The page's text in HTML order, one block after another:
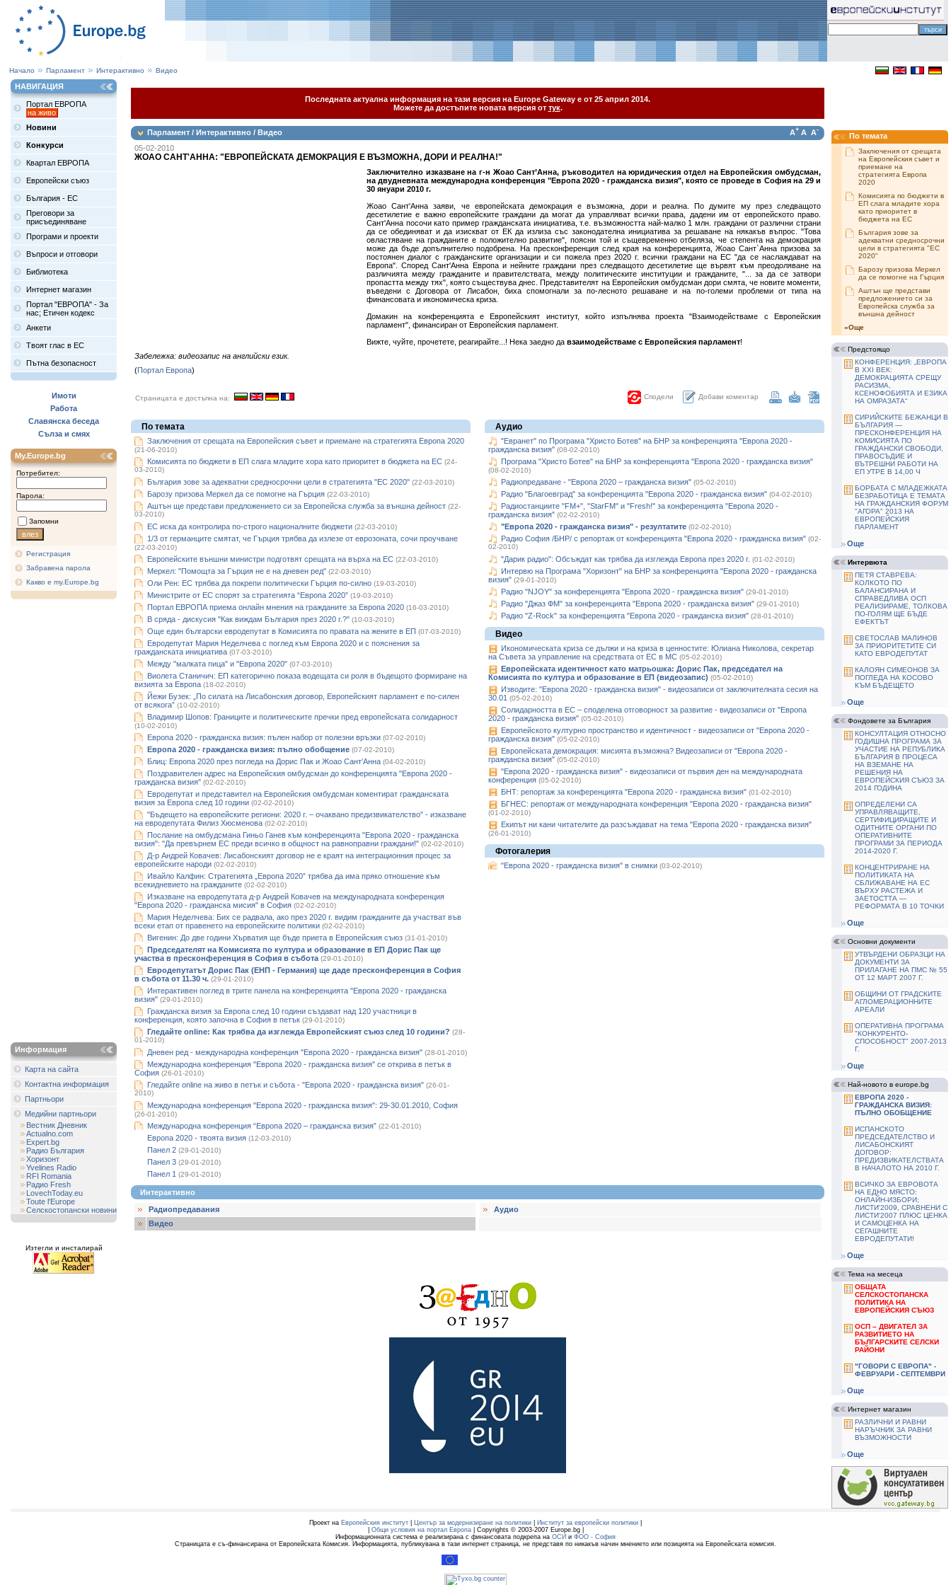
Начало Парламент Интерактивно Видео
НАВИГАЦИЯ
Портал ЕВРОПА
на живо
Новини
Конкурси
Квартал ЕВРОПА
Европейски съюз
България - ЕС
Преговори за
присъединяване
Програми и проекти
Въпроси и отговори
Библиотека
Интернет магазин
Портал "ЕВРОПА" - За
нас; Етичен кодекс
Анкети
Твоят глас в ЕС
Пътна безопасност
Имоти
Работа
Славянска беседа
Сълза и смях
My.Europe.bg
Потребител:
Парола:
Запомни
Регистрация
Забравена парола
Какво е my.Europe.bg
Информация
Карта на сайта
Контактна информация
Партньори
Медийни партньори
Вестник Дневник
Actualno.com
Expert.bg
Радио България
Хоризонт
Yvelines Radio
RFI Romania
Радио Fresh
LovechToday.eu
Toute l'Europe
Селскостопански новини
Изтегли и инсталирай
Последната актуална информация на тази версия на Europe Gateway е от 25 април 2014.
Можете да достъпите новата версия от тук.
Парламент / Интерактивно / Видео A+ A A-
05-02-2010
ЖОАО САНТ'АННА: "ЕВРОПЕЙСКАТА ДЕМОКРАЦИЯ Е ВЪЗМОЖНА, ДОРИ И РЕАЛНА!"
Заключително изказване на г-н Жоао Сант’Анна, ръководител на юридическия отдел на Европейския омбудсман,
на двудневната международна конференция "Европа 2020 - гражданска визия", която се проведе в София на 29 и
30 януари 2010 г.
Жоао Сант'Анна заяви, че европейската демокрация е възможна, дори и реална. По думите му през следващото
десетилетие е важно европейските граждани да могат да управляват всички права, дадени им от европейското право.
Сант'Анна посочи като пример гражданската инициатива, т.е. възможността най-малко 1 млн. граждани от различни страни
да се обединяват и да изискват от ЕК да излиза със законодателна инициатива за решаване на някакъв въпрос. "Това
овластяване на гражданите е положително развитие", поясни той и същевременно отбеляза, че степента на демокрация
може да бъде допълнително подобрена. На пресконференция след края на конференцията, Жоао Сант`Анна призова за
постоянен диалог с гражданските организации и си пожела през 2020 г. всички граждани на ЕС "да се наслаждават на
Европа". Според Сант'Анна Европа и нейните граждани през следващото десетилетие ще вървят към преодоляване на
различията между гражданите и правителствата, между политическите институции и гражданите, "... за да се затвори
пропастта между тях", която съществува днес. Представителят на Европейския омбудсман дори смята, че новите моменти,
въведени с Договора от Лисабон, биха спомогнали за по-лесното решаване и на по-големи проблеми от типа на
финансовата и икономическа криза.
Домакин на конференцията е Европейският институт, който изпълнява проекта "Взаимодействаме с Европейския
парламент", финансиран от Европейския парламент.
Вижте, чуйте, прочетете, реагирайте...! Нека заедно да взаимодействаме с Европейския парламент!
Забележка: видеозапис на английски език.
(Портал Европа)
Страницата е достъпна на: Сподели Добави коментар
По темата
Заключения от срещата на Европейския съвет и приемане на стратегията Европа 2020
(21-06-2010)
Комисията по бюджети в ЕП слага младите хора като приоритет в бюджета на ЕС (24-
03-2010)
България зове за адекватни средносрочни цели в стратегията "ЕС 2020" (22-03-2010)
Барозу призова Меркел да се помогне на Гърция (22-03-2010)
Аштън ще представи предложението си за Европейска служба за външна дейност (22-
03-2010)
ЕС иска да контролира по-строго националните бюджети (22-03-2010)
1/3 от германците смятат, че Гърция трябва да излезе от еврозоната, сочи проучване
(22-03-2010)
Европейските външни министри подготвят срещата на върха на ЕС (22-03-2010)
Меркел: "Помощта за Гърция не е на дневен ред" (22-03-2010)
Оли Рен: ЕС трябва да покрепи политически Гърция по-силно (19-03-2010)
Министрите от ЕС спорят за стратегията “Европа 2020” (19-03-2010)
Портал ЕВРОПА приема онлайн мнения на гражданите за Европа 2020 (16-03-2010)
В сряда - дискусия "Как виждам България през 2020 г.?" (10-03-2010)
Още един български евродепутат в Комисията по правата на жените в ЕП (07-03-2010)
Евродепутат Мария Неделчева с поглед към Европа 2020 и с пояснения за
гражданската инициатива (07-03-2010)
Между "малката пица" и "Европа 2020" (07-03-2010)
Виолета Станичич: ЕП категорично показа водещата си роля в бъдещото формиране на
визията за Европа (18-02-2010)
Йежи Бузек: „По силата на Лисабонския договор, Европейският парламент е по-силен
от всякога” (10-02-2010)
Владимир Шопов: Границите и политическите пречки пред европейската солидарност
(10-02-2010)
Европа 2020 - гражданска визия: пълeн набор от полезни връзки (07-02-2010)
Европа 2020 - гражданска визия: пълно обобщение (07-02-2010)
Блиц: Европа 2020 през погледа на Дорис Пак и Жоао Сант’Анна (04-02-2010)
Поздравителен адрес на Европейския омбудсман до конференцията "Европа 2020 -
гражданска визия" (02-02-2010)
Евродепутат и представител на Европейския омбудсман коментират гражданската
визия за Европа след 10 години (02-02-2010)
"Бъдещето на европейските региони: 2020 г. – очаквано предизвикателство" - изказване
на евродепутата Филиз Хюсменова (02-02-2010)
Послание на омбудсмана Гиньо Ганев към конференцията "Европа 2020 - гражданска
визия": "Да превърнем ЕС преди всичко в общност на равноправни граждани!" (02-02-2010)
Д-р Андрей Ковачев: Лисабонският договор не е краят на интеграционния процес за
европейските народи (02-02-2010)
Ивайло Калфин: Стратегията „Европа 2020” трябва да има пряко отношение към
всекидневието на гражданите (02-02-2010)
Изказване на евродепутата д-р Андрей Ковачев на международната конференция
"Европа 2020 - гражданска мисия" в София (02-02-2010)
Мария Неделчева: Бих се радвала, ако през 2020 г. видим гражданите да участват във
всеки етап от правенето на европейските политики (02-02-2010)
Вигенин: До две години Хърватия ще бъде приета в Европейския съюз (31-01-2010)
Председателят на Комисията по култура и образование в ЕП Дорис Пак ще
участва в пресконференция в София в събота (29-01-2010)
Евродепутатът Дорис Пак (ЕНП - Германия) ще даде пресконференция в София
в събота от 11.30 ч. (29-01-2010)
Интерактивен поглед в трите панела на конференцията "Европа 2020 - гражданска
визия" (29-01-2010)
Гражданска визия за Европа след 10 години създават над 120 участници в
конференция, която започна в София в петък (29-01-2010)
Гледайте оnline: Как трябва да изглежда Европейският съюз след 10 години? (28-
01-2010)
Дневен ред - международна конференция "Европа 2020 - гражданска визия" (28-01-2010)
Международна конференция "Европа 2020 - гражданска визия" се открива в петък в
София (26-01-2010)
Гледайте оnline на живо в петък и събота - "Европа 2020 - гражданска визия" (26-01-
2010)
Международна конференция "Европа 2020 - гражданска визия": 29-30.01.2010, София
(26-01-2010)
Международна конференция “Европа 2020 – гражданска визия” (22-01-2010)
Европа 2020 - твоята визия (12-03-2010)
Панел 2 (29-01-2010)
Панел 3 (29-01-2010)
Панел 1 (29-01-2010)
Аудио
"Евранет" по Програма "Христо Ботев" на БНР за конференцията "Европа 2020 -
гражданска визия" (08-02-2010)
Програма "Христо Ботев" на БНР за конференцията "Европа 2020 - гражданска визия"
(08-02-2010)
Радиопредаване - "Европа 2020 – гражданска визия" (05-02-2010)
Радио "Благоевград" за конференцията "Европа 2020 - гражданска визия" (04-02-2010)
Радиостанциите "FM+", "StarFM" и "Fresh!" за конференцията "Европа 2020 -
гражданска визия" (02-02-2010)
"Европа 2020 - гражданска визия" - резултатите (02-02-2010)
Радио София /БНР/ с репортаж от конференцията "Европа 2020 - гражданска визия" (02-
02-2010)
"Дарик радио": Обсъждат как трябва да изглежда Европа през 2020 г. (01-02-2010)
Интервю на Програма "Хоризонт" на БНР за конференцията "Европа 2020 - гражданска
визия" (29-01-2010)
Радио "NJOY" за конференцията "Европа 2020 - гражданска визия" (29-01-2010)
Радио "Джаз ФМ" за конференцията "Европа 2020 - гражданска визия" (29-01-2010)
Радио "Z-Rock" за конференцията "Европа 2020 - гражданска визия" (28-01-2010)
Видео
Икономическата криза се дължи и на криза в ценностите: Юлиана Николова, секретар
на Съвета за управление на средствата от ЕС в МС (05-02-2010)
Европейската идентичност като матрьошка: Дорис Пак, председател на
Комисията по култура и образование в ЕП (видеозапис) (05-02-2010)
Изводите: "Европа 2020 - гражданска визия" - видеозаписи от заключителната сесия на
30.01 (05-02-2010)
Солидарността в ЕС – споделена отговорност за развитие - видеозаписи от "Европа
2020 - гражданска визия" (05-02-2010)
Европейското културно пространство и идентичност - видеозаписи от "Европа 2020 -
гражданска визия" (05-02-2010)
Европейската демокрация: мисията възможна? Видеозаписи от "Европа 2020 -
гражданска визия" (05-02-2010)
"Европа 2020 - гражданска визия" - видеозаписи от първия ден на международната
конференция (05-02-2010)
БНТ: репортаж за конференцията "Европа 2020 - гражданска визия" (01-02-2010)
БГНЕС: репортаж от международната конференция "Европа 2020 - гражданска визия"
(01-02-2010)
Екипът ни кани читателите да разсъждават на тема "Европа 2020 - гражданска визия"
(26-01-2010)
Фотогалерия
"Европа 2020 - гражданска визия" в снимки (03-02-2010)
Интерактивно
Радиопредавания
Видео
Аудио
По темата
Заключения от срещата
на Европейския съвет и
приемане на
стратегията Европа
2020
Комисията по бюджети в
ЕП слага младите хора
като приоритет в
бюджета на ЕС
България зове за
адекватни средносрочни
цели в стратегията "ЕС
2020"
Барозу призова Меркел
да се помогне на Гърция
Аштън ще представи
предложението си за
Европейска служба за
външна дейност
»Още
Предстоящо
КОНФЕРЕНЦИЯ: „ЕВРОПА
В ХХІ ВЕК:
ДЕМОКРАЦИЯТА СРЕЩУ
РАСИЗМА,
КСЕНОФОБИЯТА И ЕЗИКА
НА ОМРАЗАТА“
СИРИЙСКИТЕ БЕЖАНЦИ В
БЪЛГАРИЯ —
ПРЕСКОНФЕРЕНЦИЯ НА
КОМИСИЯТА ПО
ГРАЖДАНСКИ СВОБОДИ,
ПРАВОСЪДИЕ И
ВЪТРЕШНИ РАБОТИ НА
ЕП УТРЕ В 14,00 Ч
БОРБАТА С МЛАДЕЖКАТА
БЕЗРАБОТИЦА Е ТЕМАТА
НА ГРАЖДАНСКИЯ ФОРУМ
"АГОРА" 2013 НА
ЕВРОПЕЙСКИЯ
ПАРЛАМЕНТ
Още
Интервюта
ПЕТЯ СТАВРЕВА:
КОЛКОТО ПО
БАЛАНСИРАНА И
СПРАВЕДЛИВА ОСП
РЕАЛИЗИРАМЕ, ТОЛКОВА
ПО-ГОЛЯМ ЩЕ БЪДЕ
ЕФЕКТЪТ
СВЕТОСЛАВ МАЛИНОВ
ЗА ПРИОРИТЕТИТЕ СИ
КАТО ЕВРОДЕПУТАТ
КАЛОЯН СИМЕОНОВ ЗА
ПОГЛЕДА НА КОСОВО
КЪМ БЪДЕЩЕТО
Още
Фондовете за България
КОНСУЛТАЦИЯ ОТНОСНО
ГОДИШНА ПРОГРАМА ЗА
УЧАСТИЕ НА РЕПУБЛИКА
БЪЛГАРИЯ В ПРОЦЕСА
НА ВЗЕМАНЕ НА
РЕШЕНИЯ НА
ЕВРОПЕЙСКИЯ СЪЮЗ ЗА
2014 ГОДИНА
ОПРЕДЕЛЕНИ СА
УПРАВЛЯВАЩИТЕ,
СЕРТИФИЦИРАЩИТЕ И
ОДИТНИТЕ ОРГАНИ ПО
ОПЕРАТИВНИТЕ
ПРОГРАМИ ЗА ПЕРИОДА
2014-2020 Г.
КОНЦЕНТРИРАНЕ НА
ПОЛИТИКАТА НА
СБЛИЖАВАНЕ НА ЕС
ВЪРХУ РАСТЕЖА И
ЗАЕТОСТТА —
РЕФОРМАТА В 10 ТОЧКИ
Още
Основни документи
УТВЪРДЕНИ ОБРАЗЦИ НА
ДОКУМЕНТИ ЗА
ПРИЛАГАНЕ НА ПМС № 55
ОТ 12 МАРТ 2007 Г.
ОБЩИНИ ОТ ГРАДСКИТЕ
АГЛОМЕРАЦИОННИТЕ
АРЕАЛИ
ОПЕРАТИВНА ПРОГРАМА
"КОНКУРЕНТО-
СПОСОБНОСТ" 2007-2013
Г.
Още
Най-новото в europe.bg
ЕВРОПА 2020 -
ГРАЖДАНСКА ВИЗИЯ:
ПЪЛНО ОБОБЩЕНИЕ
ИСПАНСКОТО
ПРЕДСЕДАТЕЛСТВО И
ЛИСАБОНСКИЯТ
ДОГОВОР:
ПРЕДИЗВИКАТЕЛСТВАТА
В НАЧАЛОТО НА 2010 Г.
ВСИЧКО ЗА ЕВРОВОТА
НА ЕДНО МЯСТО:
ОНЛАЙН-ИЗБОРИ;
ЛИСТИ'2009, СРАВНЕНИ С
ЛИСТИ'2007 ПЛЮС ЦЕНКА
И САМОЦЕНКА НА
СЕГАШНИТЕ
ЕВРОДЕПУТАТИ!
Още
Тема на месеца
ОБЩАТА
СЕЛСКОСТОПАНСКА
ПОЛИТИКА НА
ЕВРОПЕЙСКИЯ СЪЮЗ
ОСП – ДВИГАТЕЛ ЗА
РАЗВИТИЕТО НА
БЪЛГАРСКИТЕ СЕЛСКИ
РАЙОНИ
"ГОВОРИ С ЕВРОПА" -
ФЕВРУАРИ - СЕПТЕМВРИ
Още
Интернет магазин
РАЗЛИЧНИ И РАВНИ
НАРЪЧНИК ЗА РАВНИ
ВЪЗМОЖНОСТИ
Още
Проект на Европейския институт Център за модернизиране на политики Институт за европейски политики
Общи условия на портал Европа| Copyrights © 2003-2007 Europe.bg |
Информационната система е реализирана с финансовата подкрепа на ОСИ и ФОО - София
Страницата е съ-финансирана от Европейската Комисия. Информацията, публикувана в тази интернет страница, не представя по никакъв начин мнението или позицията на Европейската комисия.